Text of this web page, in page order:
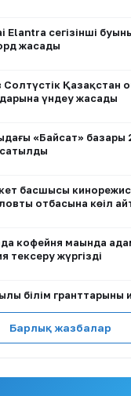
Elantra сегізінші
жасады
Солтүстік Қазақстан
үндеу жасады
«Байсат» базары
сатылды
басшысы
отбасына көңіл
кофейня маңында
тексеру жүргізді
білім гранттарының
Барлық жазбалар